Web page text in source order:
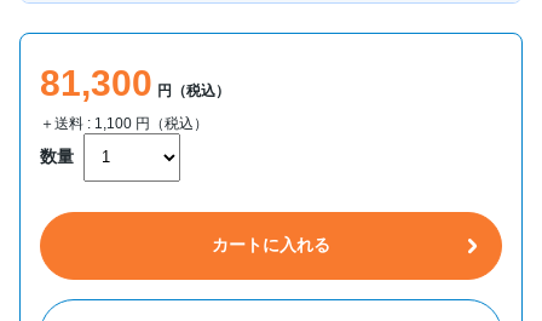
81,300 円（税込）
＋送料 : 1,100 円（税込）
数量
カートに入れる